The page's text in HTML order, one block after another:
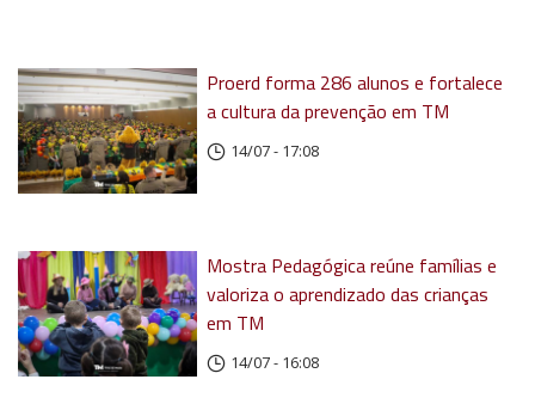
Proerd forma 286 alunos e fortalece
a cultura da prevenção em TM
14/07 - 17:08
Mostra Pedagógica reúne famílias e
valoriza o aprendizado das crianças
em TM
14/07 - 16:08